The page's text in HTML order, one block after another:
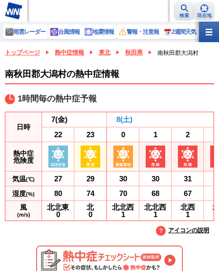
検索 現在地
雨雲レーダー 台風情報 地震情報 警報・注意報 2週間天気 ラ
トップページ 熱中症情報 東北 秋田県 南秋田郡大潟村
南秋田郡大潟村の熱中症情報
1時間毎の熱中症予報
日時
熱中症
危険度
気温(℃)
湿度(%)
風
(m/s)
7(金)
22
27
80
北北東
0
23
29
74
北
0
8(土)
0
30
70
北北西
1
1
30
68
北北西
1
2
31
67
北西
1
アイコンの説明